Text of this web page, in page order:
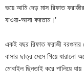
ভয়ে আমি দেড় মাস রিফাত ফরাজীর
যাওয়া-আসা করতাম।’
একই বছর রিফাত ফরাজী বরগুনার
বাসার ছাত্র মেসে গিয়ে ধারালো
মোবাইল ছিনতাই করে পালিয়ে